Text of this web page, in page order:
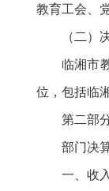
教育工会、
（二）决
临湘市教
位，包括临
第二部
部门决
一、收入